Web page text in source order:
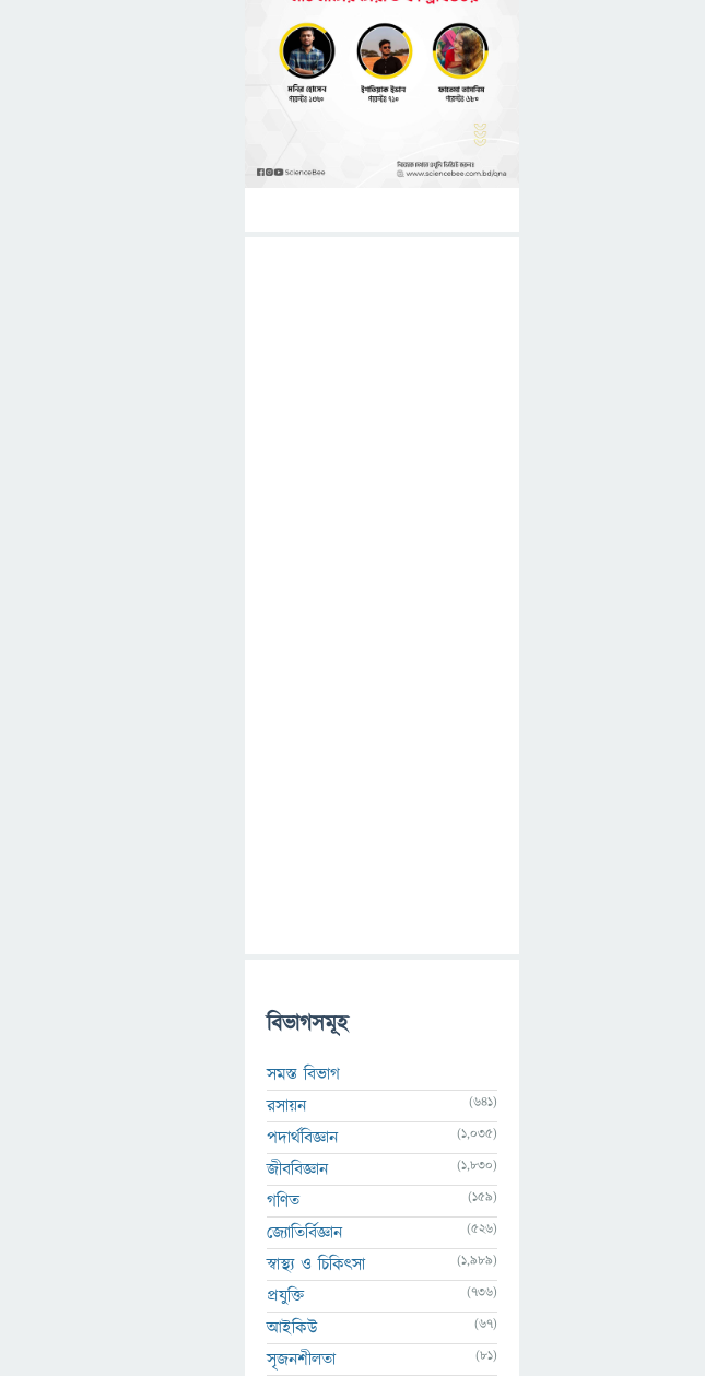
বিভাগসমূহ
সমস্ত বিভাগ
রসায়ন
(641)
পদার্থবিজ্ঞান (1,035)
জীববিজ্ঞান (1,830)
গণিত (159)
জ্যোতির্বিজ্ঞান (526)
স্বাস্থ্য ও চিকিৎসা (1,989)
প্রযুক্তি (736)
আইকিউ (67)
সৃজনশীলতা (81)